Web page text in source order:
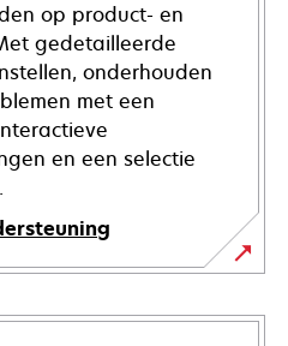
op product- en
gedetailleerde
onderhouden
met een
en een selectie